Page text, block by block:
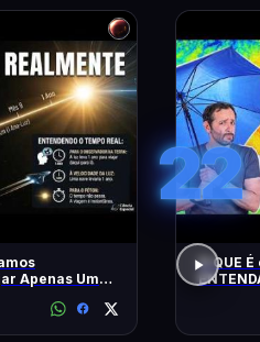
Apenas Um
22
O QUE